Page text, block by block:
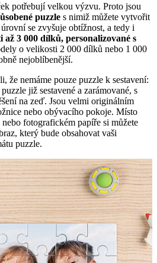
potřebují velkou výzvu. Proto jsou
puzzle s nimiž můžete vytvořit
se zvyšuje obtížnost, a tedy i
až 3 000 dílků, personalizované s
o velikosti 2 000 dílků nebo 1 000
nejoblíbenější.
že nemáme pouze puzzle k sestavení:
již sestavené a zarámované, s
na zeď. Jsou velmi originálním
nebo obývacího pokoje. Místo
fotografickém papíře si můžete
který bude obsahovat vaši
puzzle.